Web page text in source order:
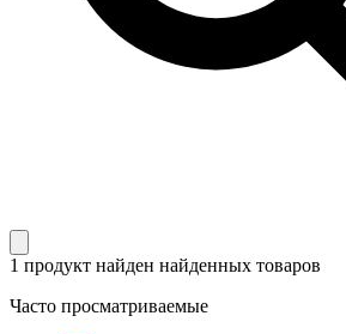
1 продукт найден найденных товаров
Часто просматриваемые